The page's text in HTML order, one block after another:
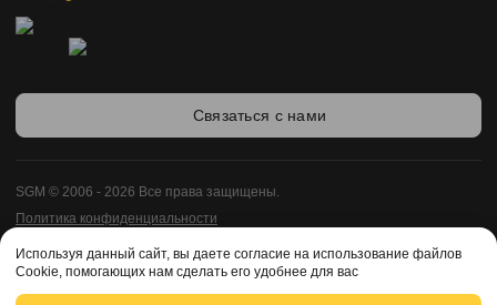
Связаться с нами
SGM © 2006 - 2026 Все права защищены.
Политика конфиденциальности
Карта сайта
Разработка сайта -Enigma Web Studio
Используя данный сайт, вы даете согласие на использование файлов
Cookie, помогающих нам сделать его удобнее для вас